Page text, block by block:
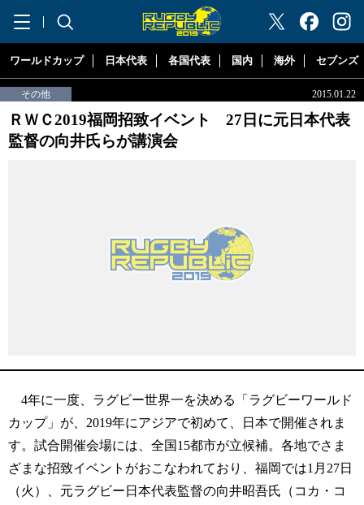
"ラグビーリパブリック"
ワールドカップ 日本代表 各国代表 国内 海外 セブンズ
その他 2015.01.22
ＲＷＣ2019福岡招致イベント 27日に元日本代表
監督の向井氏らが講演会
4年に一度、ラグビー世界一を決める「ラグビーワールド
カップ」が、2019年にアジアで初めて、日本で開催されま
す。試合開催会場には、全国15都市が立候補。各地でさま
ざまな招致イベントがおこなわれており、福岡では1月27日
（火）、元ラグビー日本代表監督の向井昭吾氏（コカ・コ